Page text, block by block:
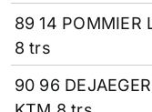
89 14
8 trs
90 96